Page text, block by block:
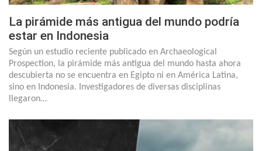
La pirámide más antigua del mundo podría
estar en Indonesia
Según un estudio reciente publicado en Archaeological
Prospection, la pirámide más antigua del mundo hasta ahora
descubierta no se encuentra en Egipto ni en América Latina,
sino en Indonesia. Investigadores de diversas disciplinas
llegaron…